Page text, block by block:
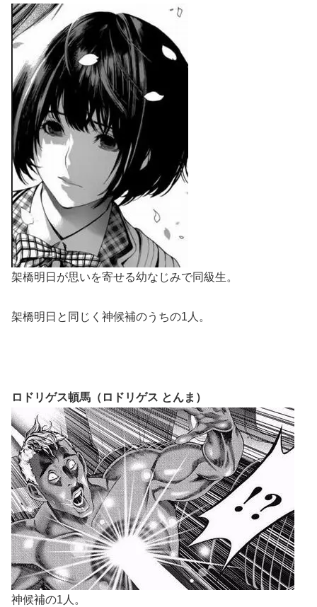
架橋明日が思いを寄せる幼なじみで同級生。
架橋明日と同じく神候補のうちの1人。
ロドリゲス頓馬（ロドリゲス とんま）
神候補の1人。